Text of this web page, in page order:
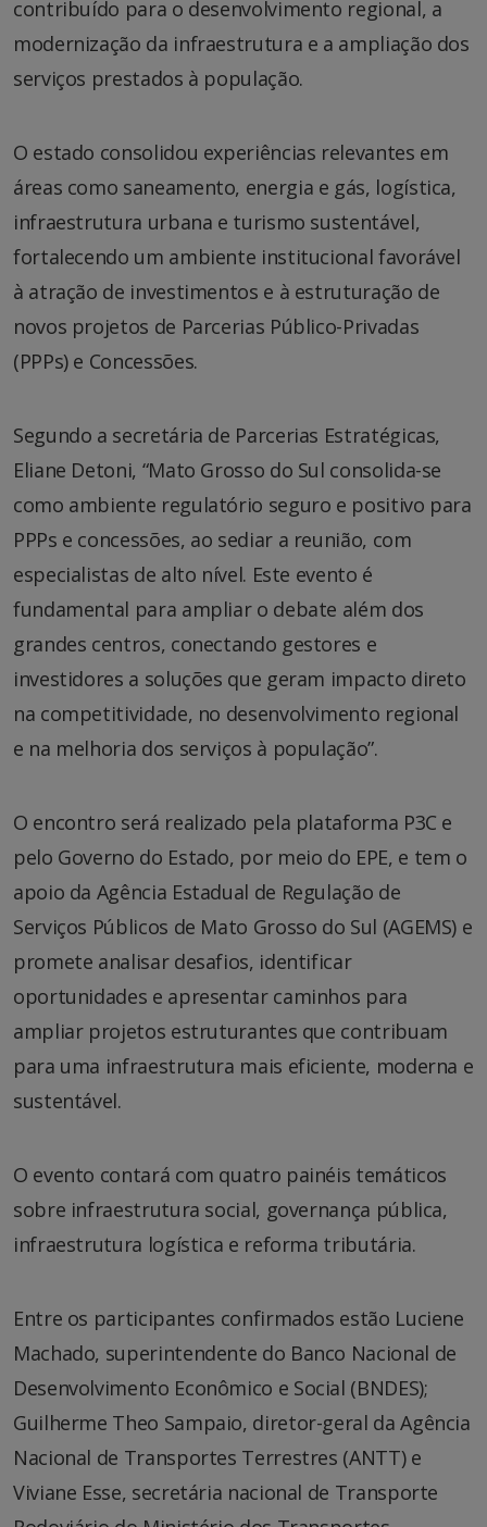
contribuído para o desenvolvimento regional, a
modernização da infraestrutura e a ampliação dos
serviços prestados à população.
O estado consolidou experiências relevantes em
áreas como saneamento, energia e gás, logística,
infraestrutura urbana e turismo sustentável,
fortalecendo um ambiente institucional favorável
à atração de investimentos e à estruturação de
novos projetos de Parcerias Público-Privadas
(PPPs) e Concessões.
Segundo a secretária de Parcerias Estratégicas,
Eliane Detoni, “Mato Grosso do Sul consolida-se
como ambiente regulatório seguro e positivo para
PPPs e concessões, ao sediar a reunião, com
especialistas de alto nível. Este evento é
fundamental para ampliar o debate além dos
grandes centros, conectando gestores e
investidores a soluções que geram impacto direto
na competitividade, no desenvolvimento regional
e na melhoria dos serviços à população”.
O encontro será realizado pela plataforma P3C e
pelo Governo do Estado, por meio do EPE, e tem o
apoio da Agência Estadual de Regulação de
Serviços Públicos de Mato Grosso do Sul (AGEMS) e
promete analisar desafios, identificar
oportunidades e apresentar caminhos para
ampliar projetos estruturantes que contribuam
para uma infraestrutura mais eficiente, moderna e
sustentável.
O evento contará com quatro painéis temáticos
sobre infraestrutura social, governança pública,
infraestrutura logística e reforma tributária.
Entre os participantes confirmados estão Luciene
Machado, superintendente do Banco Nacional de
Desenvolvimento Econômico e Social (BNDES);
Guilherme Theo Sampaio, diretor-geral da Agência
Nacional de Transportes Terrestres (ANTT) e
Viviane Esse, secretária nacional de Transporte